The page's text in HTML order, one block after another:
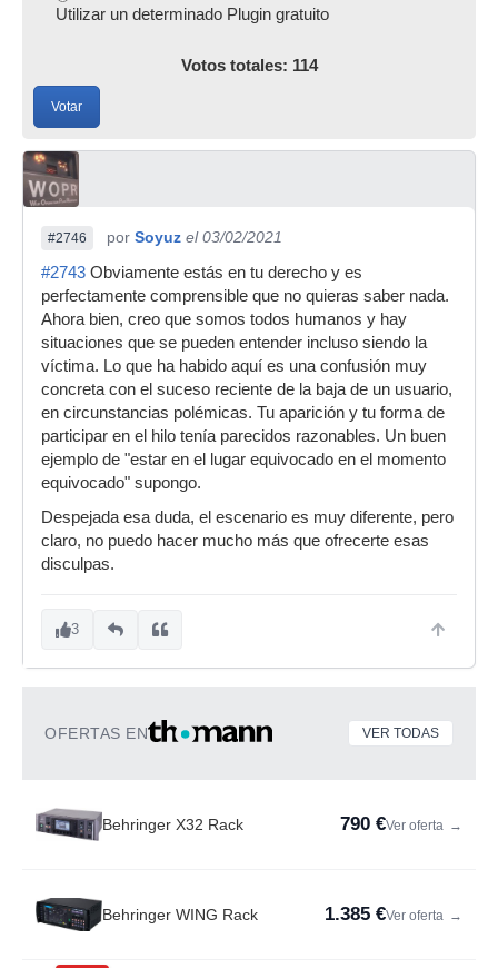
Utilizar un determinado Plugin gratuito
Votos totales: 114
Votar
#2746 por Soyuz el 03/02/2021
#2743 Obviamente estás en tu derecho y es
perfectamente comprensible que no quieras saber nada.
Ahora bien, creo que somos todos humanos y hay
situaciones que se pueden entender incluso siendo la
víctima. Lo que ha habido aquí es una confusión muy
concreta con el suceso reciente de la baja de un usuario,
en circunstancias polémicas. Tu aparición y tu forma de
participar en el hilo tenía parecidos razonables. Un buen
ejemplo de "estar en el lugar equivocado en el momento
equivocado" supongo.
Despejada esa duda, el escenario es muy diferente, pero
claro, no puedo hacer mucho más que ofrecerte esas
disculpas.
3
OFERTAS EN VER TODAS
Behringer X32 Rack 790 €Ver oferta →
Behringer WING Rack 1.385 €Ver oferta →